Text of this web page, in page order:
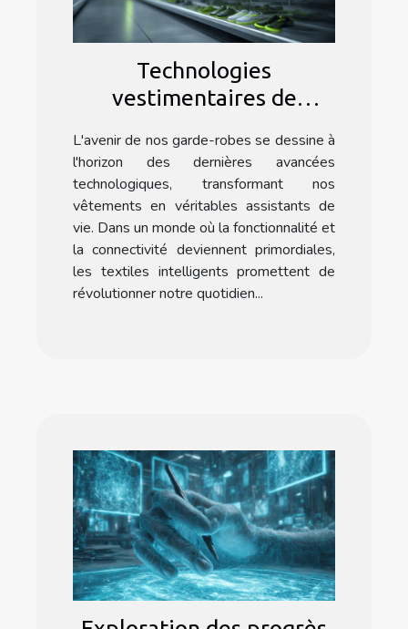
Technologies
vestimentaires de
innovations dans les
textiles intelligents
L'avenir de nos garde-robes se dessine à
l'horizon des dernières avancées
technologiques, transformant nos
vêtements en véritables assistants de
vie. Dans un monde où la fonctionnalité et
la connectivité deviennent primordiales,
les textiles intelligents promettent de
révolutionner notre quotidien...